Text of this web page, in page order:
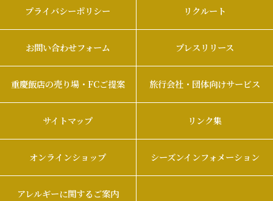
プライバシーポリシー リクルート
お問い合わせフォーム プレスリリース
重慶飯店の売り場・FCご提案 旅行会社・団体向けサービス
サイトマップ リンク集
オンラインショップ シーズンインフォメーション
アレルギーに関するご案内